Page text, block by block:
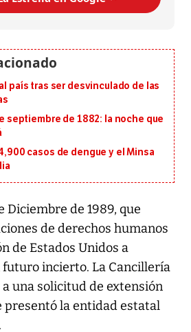
país tras ser desvinculado de las
septiembre de 1882: la noche que
casos de dengue y el Minsa
Diciembre de 1989, que
de derechos humanos
de Estados Unidos a
futuro incierto. La Cancillería
una solicitud de extensión
presentó la entidad estatal